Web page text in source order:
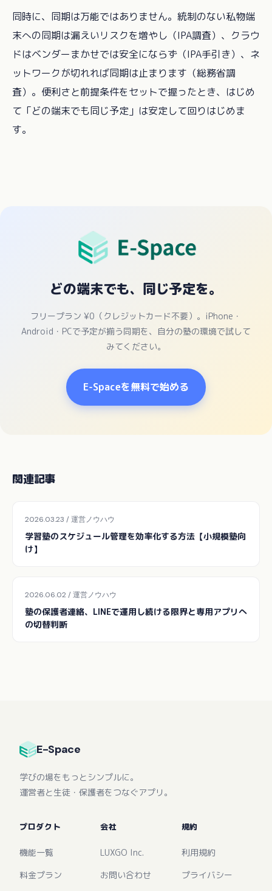
同時に、同期は万能ではありません。統制のない私物端
末への同期は漏えいリスクを増やし（IPA調査）、クラウ
ドはベンダーまかせでは安全にならず（IPA手引き）、ネ
ットワークが切れれば同期は止まります（総務省調
査）。便利さと前提条件をセットで握ったとき、はじめ
て「どの端末でも同じ予定」は安定して回りはじめま
す。
どの端末でも、同じ予定を。
フリープラン ¥0（クレジットカード不要）。iPhone・
Android・PCで予定が揃う同期を、自分の塾の環境で試して
みてください。
E-Spaceを無料で始める
関連記事
2026.03.23 / 運営ノウハウ
学習塾のスケジュール管理を効率化する方法【小規模塾向
け】
2026.06.02 / 運営ノウハウ
塾の保護者連絡、LINEで運用し続ける限界と専用アプリへ
の切替判断
E-Space
学びの場をもっとシンプルに。
運営者と生徒・保護者をつなぐアプリ。
プロダクト
機能一覧
料金プラン
会社
LUXGO Inc.
お問い合わせ
規約
利用規約
プライバシー